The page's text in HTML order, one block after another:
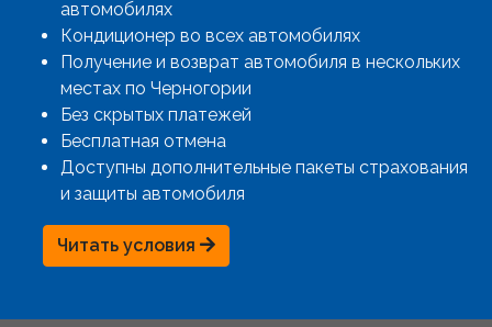
автомобилях
Кондиционер во всех автомобилях
Получение и возврат автомобиля в нескольких
местах по Черногории
Без скрытых платежей
Бесплатная отмена
Доступны дополнительные пакеты страхования
и защиты автомобиля
Читать условия